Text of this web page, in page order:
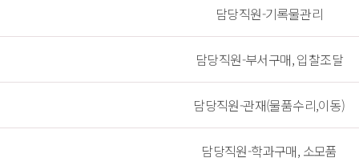
담당직원-기록물관리
담당직원-부서구매, 입찰조달
담당직원-관재(물품수리,이동)
담당직원-학과구매, 소모품